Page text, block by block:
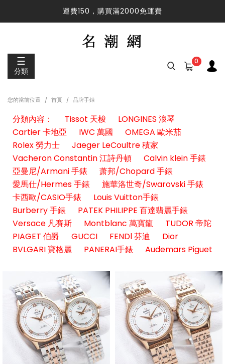
運費150，購買滿2000免運費
運費150，購買滿2000免運費
☰
分類
0
您的當前位置 首頁 品牌手錶
分類內容： Tissot 天梭
LONGINES 浪琴
Cartier 卡地亞
IWC 萬國
OMEGA 歐米茄
Rolex 勞力士
Jaeger LeCoultre 積家
Vacheron Constantin 江詩丹頓
Calvin klein 手錶
亞曼尼/Armani 手錶
萧邦/Chopard 手錶
愛馬仕/Hermes 手錶
施華洛世奇/Swarovski 手錶
卡西歐/CASIO手錶
Louis Vuitton手錶
Burberry 手錶
PATEK PHILIPPE 百達翡麗手錶
Versace 凡賽斯
Montblanc 萬寶龍
TUDOR 帝陀
PIAGET 伯爵
GUCCI FENDl 芬迪
Dior
BVLGARI 寶格麗
PANERAI手錶 Audemars Piguet